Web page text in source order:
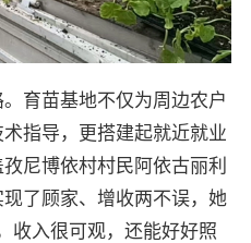
育苗基地不仅为周边农户
指导，更搭建起就近就业
尼博依村村民阿依古丽利
了顾家、增收两不误，她
收入很可观，还能好好照